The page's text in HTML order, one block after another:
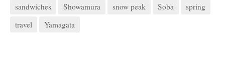
sandwiches
Showamura snow peak Soba
spring
travel
Yamagata